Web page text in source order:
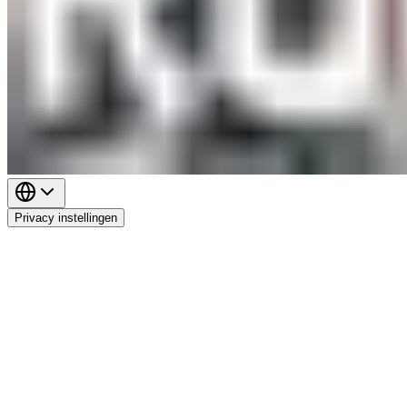
Privacy instellingen